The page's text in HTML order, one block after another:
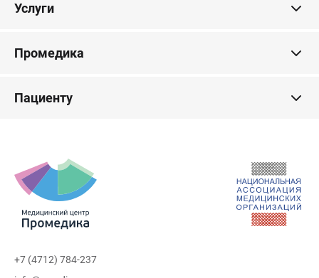
Услуги
Промедика
Пациенту
+7 (4712) 784-237